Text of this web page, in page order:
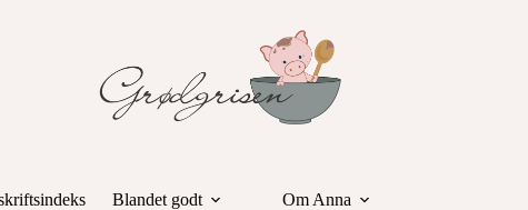
Blandet godt Om Anna